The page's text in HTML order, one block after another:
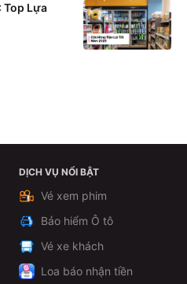
Top Lựa
chi tiết
DỊCH VỤ NỔI BẬT
Vé xem phim
Bảo hiểm Ô tô
Vé xe khách
Loa báo nhận tiền